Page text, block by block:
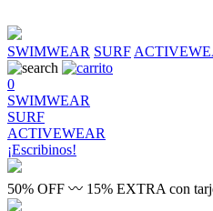
SWIMWEAR SURF
0
SWIMWEAR
SURF
ACTIVEWEAR
¡Escribinos!
50% OFF 〰 15% EXTRA con